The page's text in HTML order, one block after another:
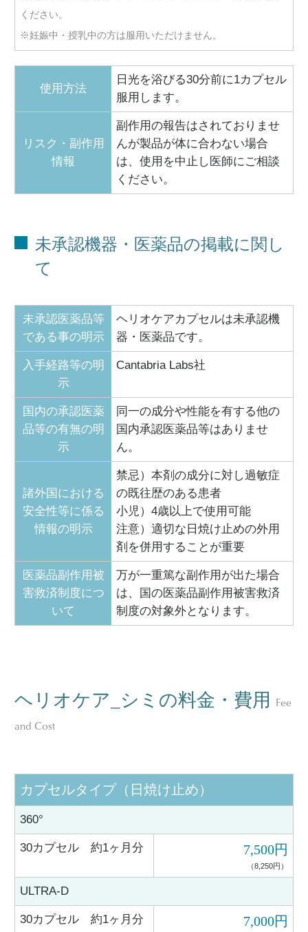
ください。
※妊娠中・授乳中の方は服用いただけません。
使用方法
日光を浴びる30分前に1カプセル
服用します。
リスク・副作用
情報
副作用の報告はされておりませ
んが製品が体に合わない場合
は、使用を中止し医師にご相談
ください。
未承認機器・医薬品の掲載に関し
て
未承認医薬品等
である事の明示
ヘリオケアカプセルは未承認機
器・医薬品です。
入手経路等の明
示
Cantabria Labs社
国内の承認医薬
品等の有無の明
示
同一の成分や性能を有する他の
国内承認医薬品等はありませ
ん。
諸外国における
安全性等に係る
情報の明示
禁忌）本剤の成分に対し過敏症
の既往歴のある患者
小児）4歳以上で使用可能
注意）適切な日焼け止めの外用
剤を併用することが重要
医薬品副作用被
害救済制度につ
いて
万が一重篤な副作用が出た場合
は、国の医薬品副作用被害救済
制度の対象外となります。
ヘリオケア_シミの料金・費用 Fee
and Cost
カプセルタイプ（日焼け止め）
360°
30カプセル 約1ヶ月分 7,500円
（8,250円）
ULTRA-D
30カプセル 約1ヶ月分 7,000円